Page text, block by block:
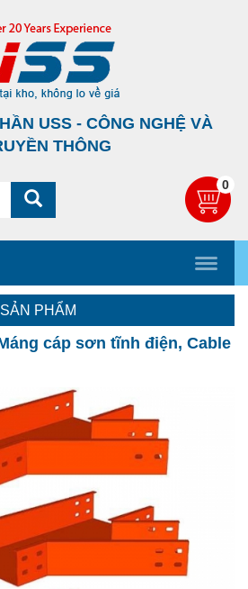
USS - CÔNG NGHỆ VÀ
THÔNG
0
PHẨM
cáp sơn tĩnh điện, Cable